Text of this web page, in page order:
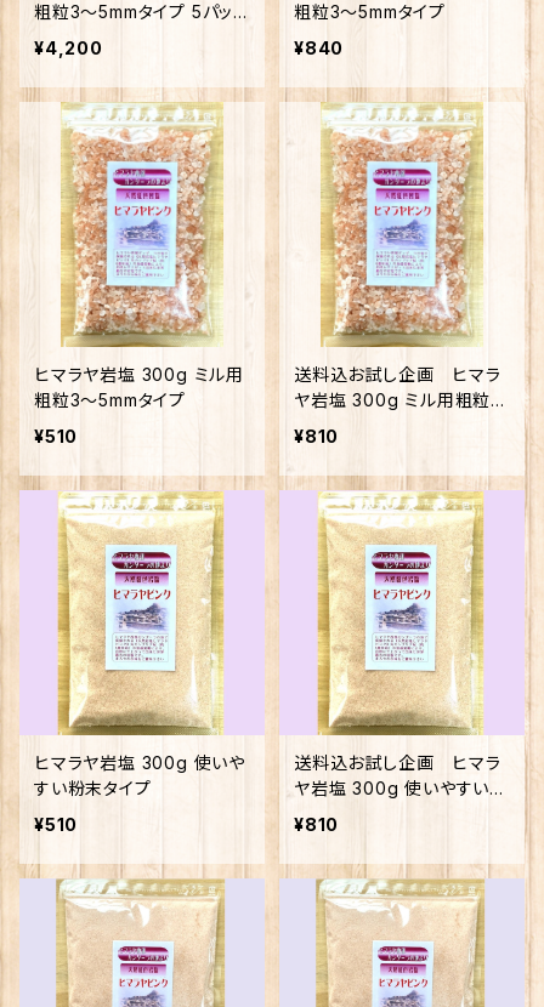
粗粒3〜5mmタイプ 5パック
セット送料無料
¥4,200
粗粒3〜5mmタイプ
¥840
ヒマラヤ岩塩 300g ミル用
粗粒3〜5mmタイプ
¥510
送料込お試し企画 ヒマラ
ヤ岩塩 300g ミル用粗粒
3〜5mmタイプ
¥810
ヒマラヤ岩塩 300g 使いや
すい粉末タイプ
¥510
送料込お試し企画 ヒマラ
ヤ岩塩 300g 使いやすい粉
末タイプ
¥810